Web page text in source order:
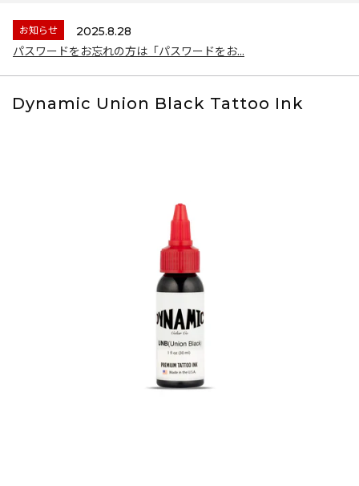
お知らせ
2025.8.28
パスワードをお忘れの方は「パスワードをお...
Dynamic Union Black Tattoo Ink